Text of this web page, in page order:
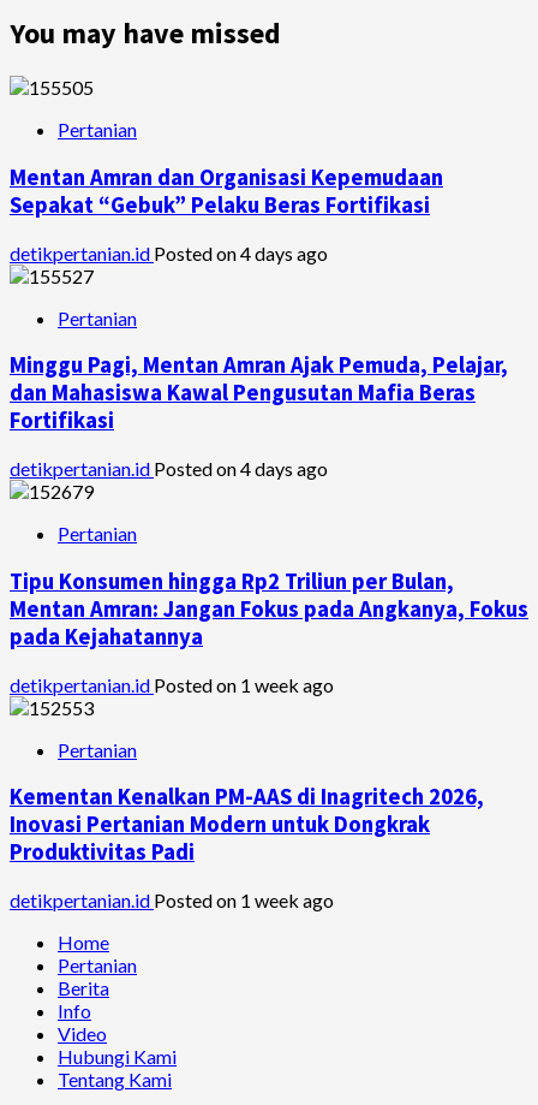
You may have missed
Pertanian
Mentan Amran dan Organisasi Kepemudaan
Sepakat “Gebuk” Pelaku Beras Fortifikasi
detikpertanian.id Posted on 4 days ago
Pertanian
Minggu Pagi, Mentan Amran Ajak Pemuda, Pelajar,
dan Mahasiswa Kawal Pengusutan Mafia Beras
Fortifikasi
detikpertanian.id Posted on 4 days ago
Pertanian
Tipu Konsumen hingga Rp2 Triliun per Bulan,
Mentan Amran: Jangan Fokus pada Angkanya, Fokus
pada Kejahatannya
detikpertanian.id Posted on 1 week ago
Pertanian
Kementan Kenalkan PM-AAS di Inagritech 2026,
Inovasi Pertanian Modern untuk Dongkrak
Produktivitas Padi
detikpertanian.id Posted on 1 week ago
Home
Pertanian
Berita
Info
Video
Hubungi Kami
Tentang Kami